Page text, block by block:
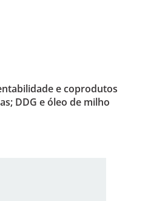
e coprodutos
DDG e óleo de milho